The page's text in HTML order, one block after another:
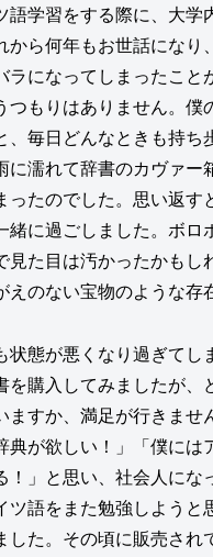
語学習をする際に、大学
から何年もお世話になり
ラになってしまったこと
つもりはありません。僕
、毎日どんなときも持ち
に濡れて辞書のカヴァー
ったのでした。思い返す
緒に過ごしました。ボロ
見た目は汚かったかもし
えのない宝物のような存
状態が悪くなり過ぎてし
を購入してみましたが、
ますか、満足が行きませ
典が欲しい！」「僕には
！」と思い、社会人にな
ツ語をまた勉強しようと
した。その頃に販売され